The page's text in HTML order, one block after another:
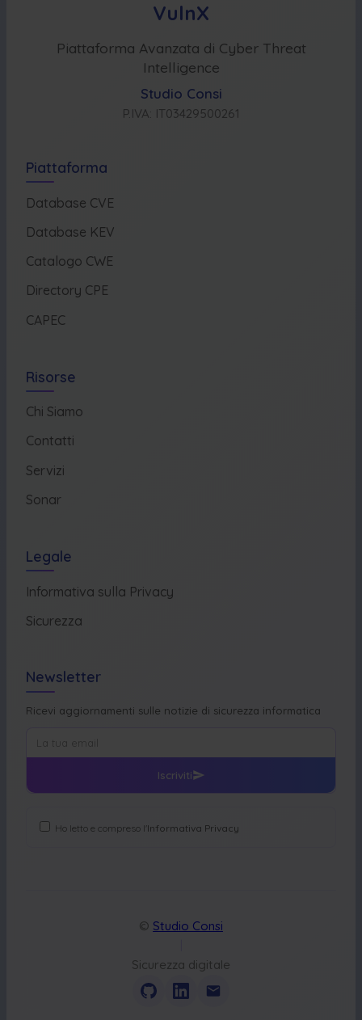
VulnX
Piattaforma Avanzata di Cyber Threat
Intelligence
Studio Consi
P.IVA: IT03429500261
Piattaforma
Database CVE
Database KEV
Catalogo CWE
Directory CPE
CAPEC
Risorse
Chi Siamo
Contatti
Servizi
Sonar
Legale
Informativa sulla Privacy
Sicurezza
Newsletter
Ricevi aggiornamenti sulle notizie di sicurezza informatica
Iscriviti
Ho letto e compreso l'Informativa Privacy
© Studio Consi
Sicurezza digitale